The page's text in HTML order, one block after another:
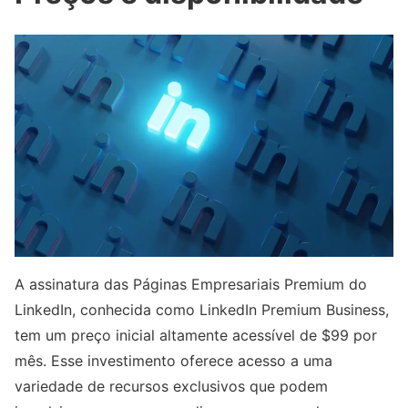
A assinatura das Páginas Empresariais Premium do
LinkedIn, conhecida como LinkedIn Premium Business,
tem um preço inicial altamente acessível de $99 por
mês. Esse investimento oferece acesso a uma
variedade de recursos exclusivos que podem